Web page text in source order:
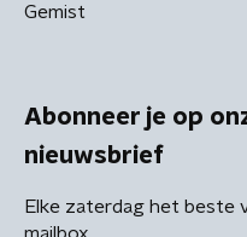
Gemist
Abonneer je op
nieuwsbrief
Elke zaterdag het beste
mailbox